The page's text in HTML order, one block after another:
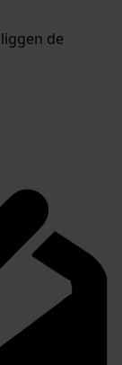
de